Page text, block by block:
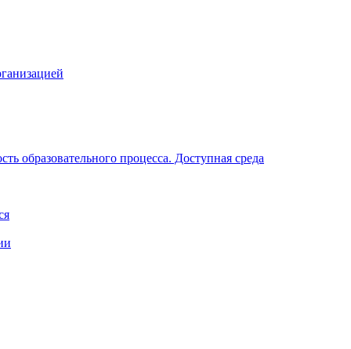
образовательного процесса. Доступная среда